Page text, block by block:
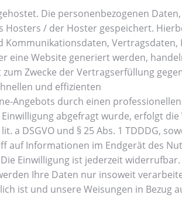
Die personenbezogenen
Hosters / der Hoster gespeichert.
Kommunikationsdaten,
eine Website generiert werden,
Zwecke der Vertragserfüllung
und effizienten
Angebots durch einen professionellen
abgefragt wurde, erfolgt
a DSGVO und § 25 Abs. 1 TDDDG,
auf Informationen im Endgerät des
Einwilligung ist jederzeit widerrufbar.
Ihre Daten nur insoweit
ist und unsere Weisungen in Bezug